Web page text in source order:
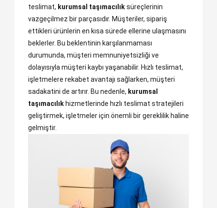
teslimat, kurumsal taşımacılıksüreçlerinin
vazgeçilmez bir parçasıdır. Müşteriler, sipariş
ettikleri ürünlerin en kısa sürede ellerine ulaşmasını
beklerler. Bu beklentinin karşılanmaması
durumunda, müşteri memnuniyetsizliği ve
dolayısıyla müşteri kaybı yaşanabilir. Hızlı teslimat,
işletmelere rekabet avantajı sağlarken, müşteri
sadakatini de artırır. Bu nedenle, kurumsal
taşımacılık hizmetlerinde hızlı teslimat stratejileri
geliştirmek, işletmeler için önemli bir gereklilik haline
gelmiştir.